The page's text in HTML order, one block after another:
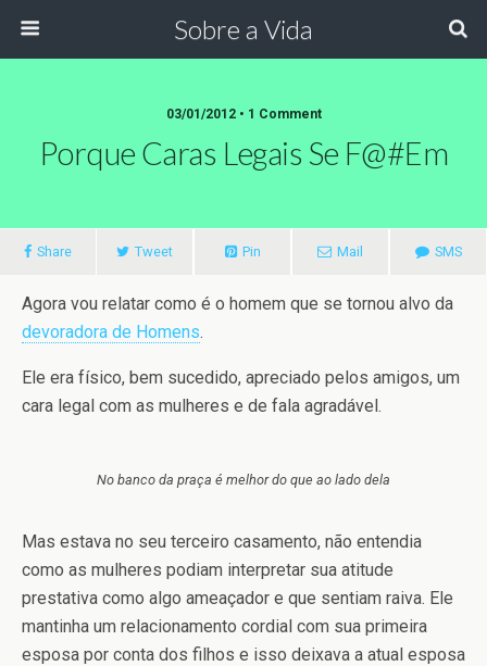
Sobre a Vida
03/01/2012 • 1 Comment
Porque Caras Legais Se F@#em
Share Tweet Pin Mail SMS
Agora vou relatar como é o homem que se tornou alvo da
devoradora de Homens.
Ele era físico, bem sucedido, apreciado pelos amigos, um
cara legal com as mulheres e de fala agradável.
No banco da praça é melhor do que ao lado dela
Mas estava no seu terceiro casamento, não entendia
como as mulheres podiam interpretar sua atitude
prestativa como algo ameaçador e que sentiam raiva. Ele
mantinha um relacionamento cordial com sua primeira
esposa por conta dos filhos e isso deixava a atual esposa